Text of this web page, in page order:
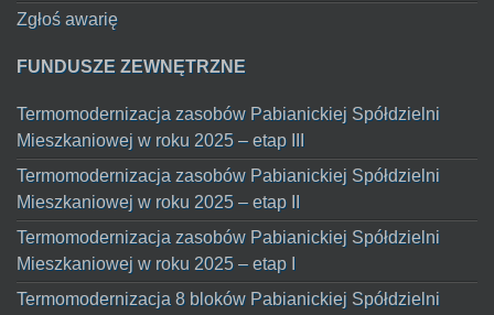
Zgłoś awarię
FUNDUSZE ZEWNĘTRZNE
Termomodernizacja zasobów Pabianickiej Spółdzielni
Mieszkaniowej w roku 2025 – etap III
Termomodernizacja zasobów Pabianickiej Spółdzielni
Mieszkaniowej w roku 2025 – etap II
Termomodernizacja zasobów Pabianickiej Spółdzielni
Mieszkaniowej w roku 2025 – etap I
Termomodernizacja 8 bloków Pabianickiej Spółdzielni